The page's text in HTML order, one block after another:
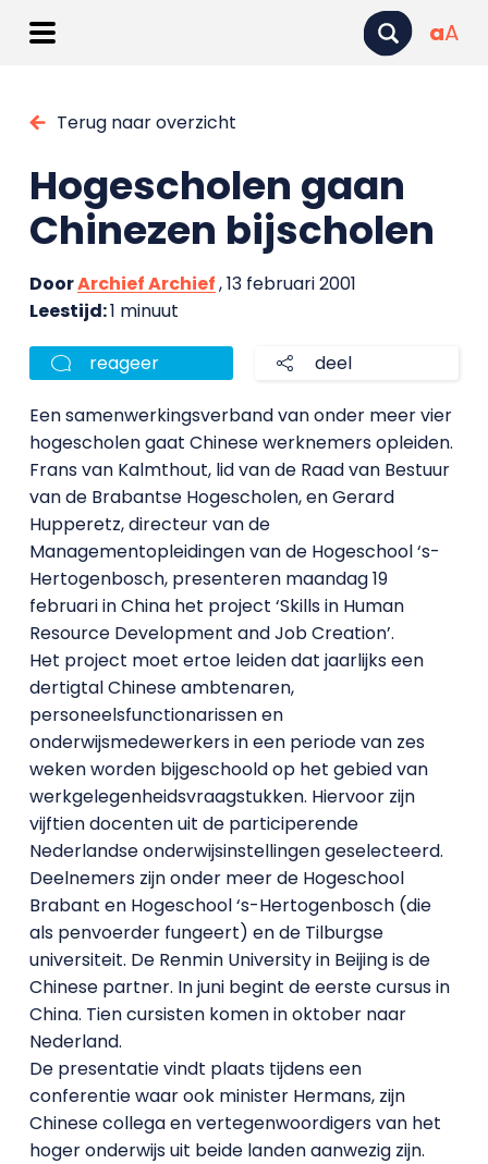
aA
Terug naar overzicht
Hogescholen gaan
Chinezen bijscholen
DoorArchief Archief, 13 februari 2001
Leestijd:1 minuut
reageer deel
Een samenwerkingsverband van onder meer vier
hogescholen gaat Chinese werknemers opleiden.
Frans van Kalmthout, lid van de Raad van Bestuur
van de Brabantse Hogescholen, en Gerard
Hupperetz, directeur van de
Managementopleidingen van de Hogeschool ‘s-
Hertogenbosch, presenteren maandag 19
februari in China het project ‘Skills in Human
Resource Development and Job Creation’.
Het project moet ertoe leiden dat jaarlijks een
dertigtal Chinese ambtenaren,
personeelsfunctionarissen en
onderwijsmedewerkers in een periode van zes
weken worden bijgeschoold op het gebied van
werkgelegenheidsvraagstukken. Hiervoor zijn
vijftien docenten uit de participerende
Nederlandse onderwijsinstellingen geselecteerd.
Deelnemers zijn onder meer de Hogeschool
Brabant en Hogeschool ‘s-Hertogenbosch (die
als penvoerder fungeert) en de Tilburgse
universiteit. De Renmin University in Beijing is de
Chinese partner. In juni begint de eerste cursus in
China. Tien cursisten komen in oktober naar
Nederland.
De presentatie vindt plaats tijdens een
conferentie waar ook minister Hermans, zijn
Chinese collega en vertegenwoordigers van het
hoger onderwijs uit beide landen aanwezig zijn.